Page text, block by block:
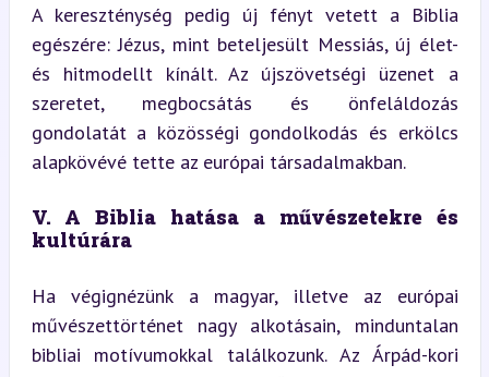
A kereszténység pedig új fényt vetett a Biblia
egészére: Jézus, mint beteljesült Messiás, új élet-
és hitmodellt kínált. Az újszövetségi üzenet a
szeretet, megbocsátás és önfeláldozás
gondolatát a közösségi gondolkodás és erkölcs
alapkövévé tette az európai társadalmakban.
V. A Biblia hatása a művészetekre és
kultúrára
Ha végignézünk a magyar, illetve az európai
művészettörténet nagy alkotásain, minduntalan
bibliai motívumokkal találkozunk. Az Árpád-kori